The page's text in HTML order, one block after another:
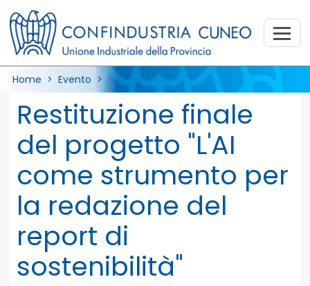
Home > Evento >
Restituzione finale
del progetto "L'AI
come strumento per
la redazione del
report di
sostenibilità"